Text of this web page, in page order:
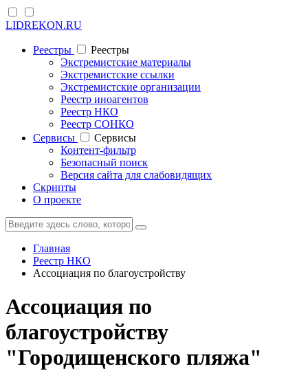
LIDREKON.RU
Реестры
Реестры
Экстремистские материалы
Экстремистские ссылки
Экстремистские организации
Реестр иноагентов
Реестр НКО
Реестр СОНКО
Cервисы
Cервисы
Контент-фильтр
Безопасный поиск
Версия сайта для слабовидящих
Скрипты
О проекте
Главная
Реестр НКО
Ассоциация по благоустройству
Ассоциация по
благоустройству
"Городищенского пляжа"